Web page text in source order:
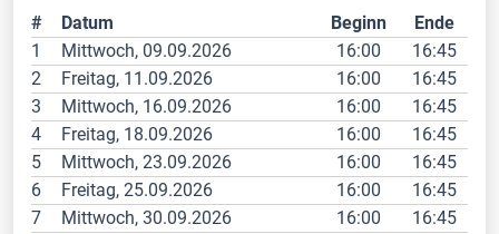
#
Datum Beginn
Ende
1
Mittwoch, 09.09.2026 16:00
16:45
2
Freitag, 11.09.2026 16:00
16:45
3
Mittwoch, 16.09.2026 16:00
16:45
4
Freitag, 18.09.2026 16:00
16:45
5
Mittwoch, 23.09.2026 16:00
16:45
6
Freitag, 25.09.2026 16:00
16:45
7
Mittwoch, 30.09.2026 16:00
16:45